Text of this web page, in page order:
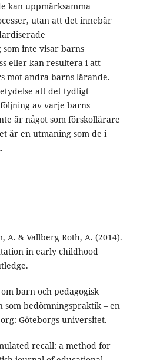
kan uppmärksamma
utan att det innebär
inte visar barns
eller kan resultera i att
mot andra barns lärande.
att det tydligt
av varje barns
är något som förskollärare
är en utmaning som de i
A. & Vallberg Roth, A. (2014).
in early childhood
barn och pedagogisk
bedömningspraktik – en
Göteborgs universitet.
recall: a method for